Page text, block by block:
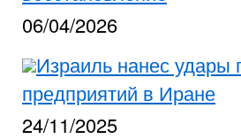
06/04/2026
Израиль нанес удары
предприятий в Иране
24/11/2025